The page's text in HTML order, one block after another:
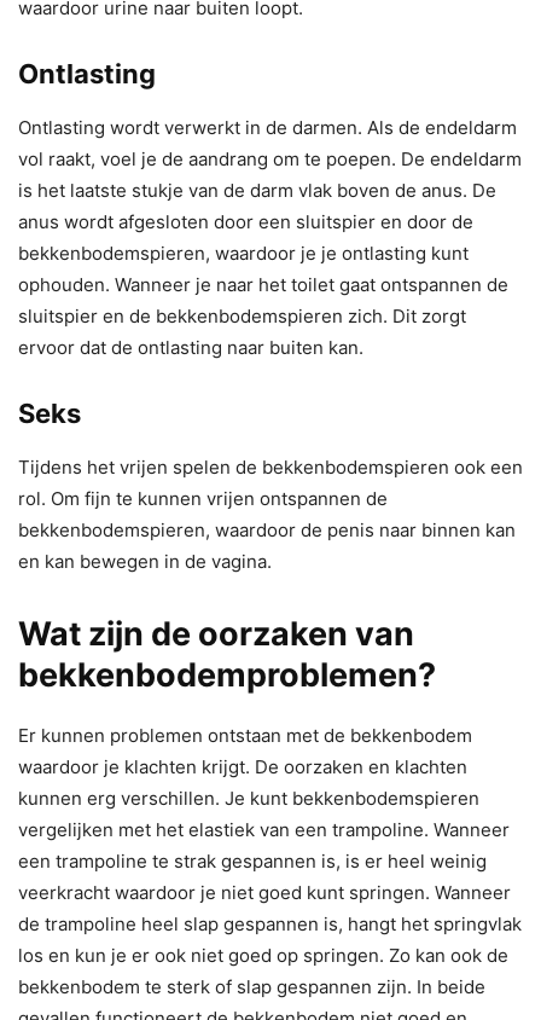
waardoor urine naar buiten loopt.
Ontlasting
Ontlasting wordt verwerkt in de darmen. Als de endeldarm
vol raakt, voel je de aandrang om te poepen. De endeldarm
is het laatste stukje van de darm vlak boven de anus. De
anus wordt afgesloten door een sluitspier en door de
bekkenbodemspieren, waardoor je je ontlasting kunt
ophouden. Wanneer je naar het toilet gaat ontspannen de
sluitspier en de bekkenbodemspieren zich. Dit zorgt
ervoor dat de ontlasting naar buiten kan.
Seks
Tijdens het vrijen spelen de bekkenbodemspieren ook een
rol. Om fijn te kunnen vrijen ontspannen de
bekkenbodemspieren, waardoor de penis naar binnen kan
en kan bewegen in de vagina.
Wat zijn de oorzaken van
bekkenbodemproblemen?
Er kunnen problemen ontstaan met de bekkenbodem
waardoor je klachten krijgt. De oorzaken en klachten
kunnen erg verschillen. Je kunt bekkenbodemspieren
vergelijken met het elastiek van een trampoline. Wanneer
een trampoline te strak gespannen is, is er heel weinig
veerkracht waardoor je niet goed kunt springen. Wanneer
de trampoline heel slap gespannen is, hangt het springvlak
los en kun je er ook niet goed op springen. Zo kan ook de
bekkenbodem te sterk of slap gespannen zijn. In beide